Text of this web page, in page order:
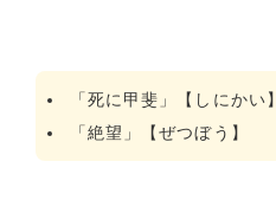
「死に甲斐」【しにかい】
「絶望」【ぜつぼう】